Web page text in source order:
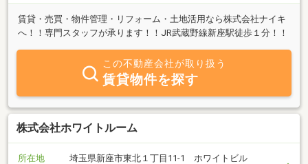
賃貸・売買・物件管理・リフォーム・土地活用なら株式会社ナイキ
へ！！専門スタッフが承ります！！JR武蔵野線新座駅徒歩１分！！
この不動産会社が取り扱う
賃貸物件を探す
株式会社ホワイトルーム
所在地
埼玉県新座市東北１丁目11-1 ホワイトビル